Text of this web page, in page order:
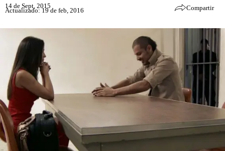
14 de Sept, 2015
Actualizado: 19 de feb, 2016 Compartir